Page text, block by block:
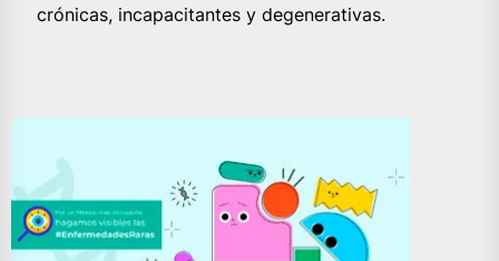
crónicas, incapacitantes y degenerativas.